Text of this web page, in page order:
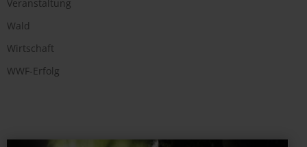
Veranstaltung
Wald
Wirtschaft
WWF-Erfolg